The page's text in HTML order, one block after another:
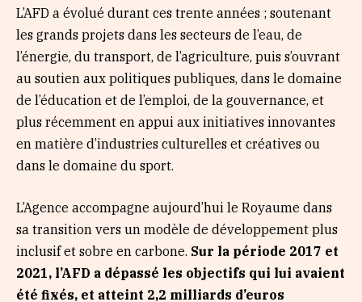
L’AFD a évolué durant ces trente années ; soutenant
les grands projets dans les secteurs de l’eau, de
l’énergie, du transport, de l’agriculture, puis s’ouvrant
au soutien aux politiques publiques, dans le domaine
de l’éducation et de l’emploi, de la gouvernance, et
plus récemment en appui aux initiatives innovantes
en matière d’industries culturelles et créatives ou
dans le domaine du sport.
L’Agence accompagne aujourd’hui le Royaume dans
sa transition vers un modèle de développement plus
inclusif et sobre en carbone. Sur la période 2017 et
2021, l’AFD a dépassé les objectifs qui lui avaient
été fixés, et atteint 2,2 milliards d’euros